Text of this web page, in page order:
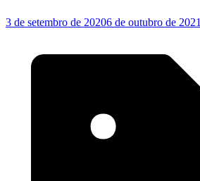
3 de setembro de 20206 de outubro de 2021